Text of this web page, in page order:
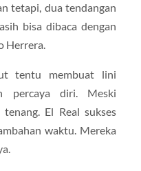
tetapi, dua tendangan
bisa dibaca dengan
Herrera.
tentu membuat lini
percaya diri. Meski
El Real sukses
waktu. Mereka